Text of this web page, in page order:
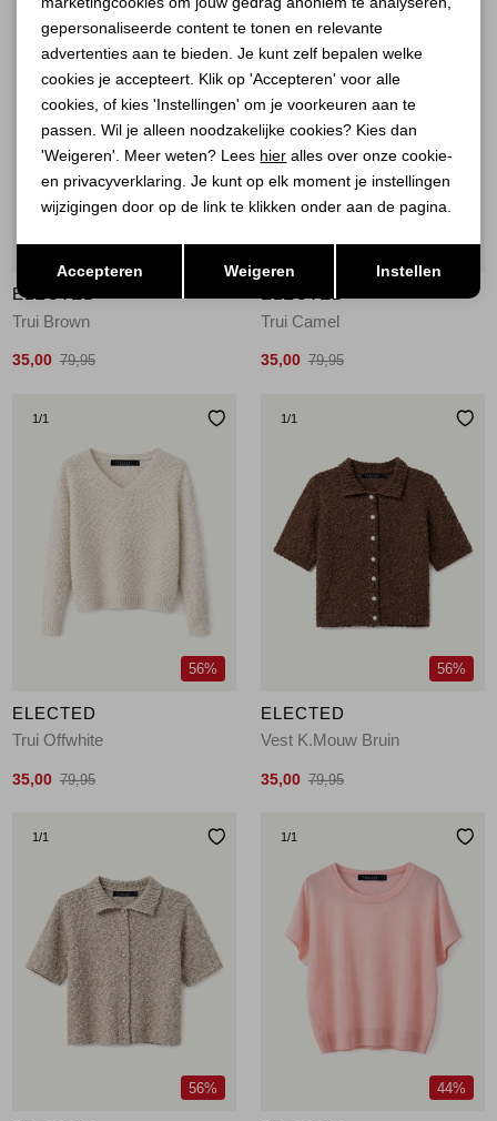
56%
ELECTED
Trui Brown
35,00 79,95
56%
Trui Camel
35,00 79,95
1/1
56%
ELECTED
Trui Offwhite
35,00 79,95
1/1
56%
ELECTED
Vest K.Mouw Bruin
35,00 79,95
1/1
56%
1/1
44%
Marketing cookies
gepersonaliseerde content te tonen en relevante
advertenties aan te bieden. Je kunt zelf bepalen welke
cookies je accepteert. Klik op 'Accepteren' voor alle
cookies, of kies 'Instellingen' om je voorkeuren aan te
passen. Wil je alleen noodzakelijke cookies? Kies dan
'Weigeren'. Meer weten? Lees hier alles over onze cookie-
en privacyverklaring. Je kunt op elk moment je instellingen
wijzigingen door op de link te klikken onder aan de pagina.
Accepteren Weigeren Instellen